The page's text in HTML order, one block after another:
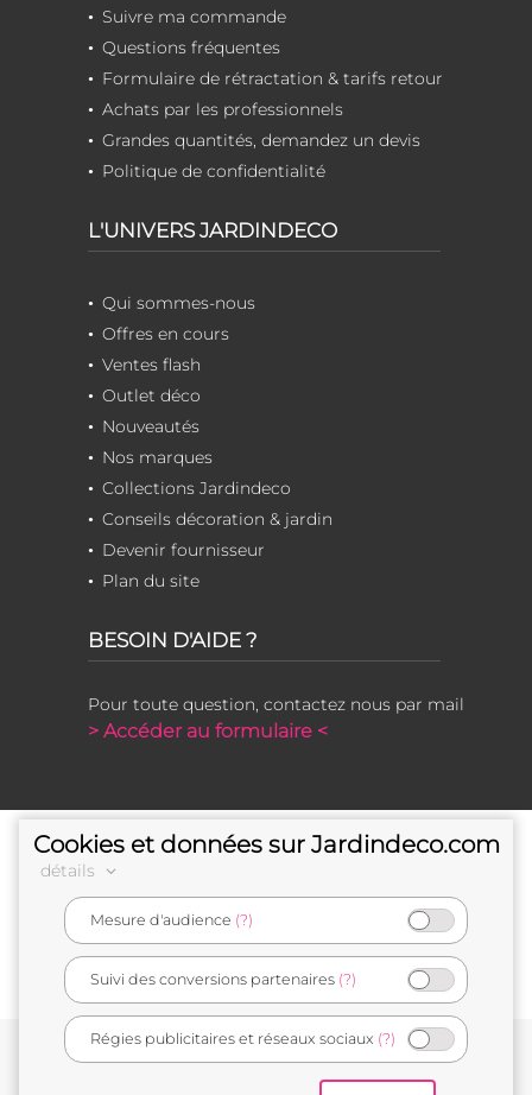
Suivre ma commande
Questions fréquentes
Formulaire de rétractation & tarifs retour
Achats par les professionnels
Grandes quantités, demandez un devis
Politique de confidentialité
L'UNIVERS JARDINDECO
Qui sommes-nous
Offres en cours
Ventes flash
Outlet déco
Nouveautés
Nos marques
Collections Jardindeco
Conseils décoration & jardin
Devenir fournisseur
Plan du site
BESOIN D'AIDE ?
Pour toute question, contactez nous par mail
> Accéder au formulaire <
e-commerçant français
Cookies et données sur Jardindeco.com
détails
Mesure d'audience (?)
Suivi des conversions partenaires (?)
Régies publicitaires et réseaux sociaux (?)